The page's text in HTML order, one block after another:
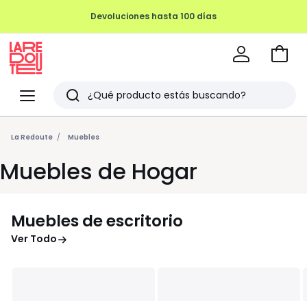
Devoluciones hasta 100 días
Menu
Redoute
Buscar
Últimos
artículos
vistos
Ir
La Redoute Muebles
Muebles de Hogar
Muebles de escritorio
Ver Todo